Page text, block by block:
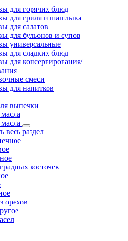
для горячих блюд
для гриля и шашлыка
для салатов
для бульонов и супов
универсальные
для сладких блюд
для консервирования/
смеси
для напитков
выпечки
весь раздел
косточек
орехов